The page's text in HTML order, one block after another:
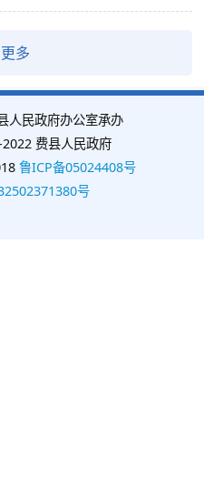
多
人民政府办公室承办
费县人民政府
鲁ICP备05024408号
号